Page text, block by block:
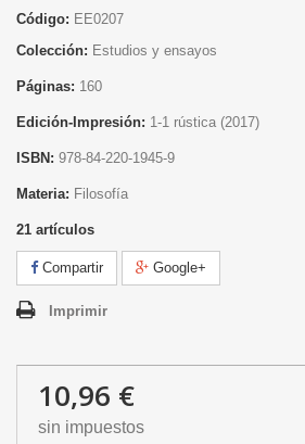
Código: EE0207
Colección: Estudios y ensayos
Páginas: 160
Edición-Impresión: 1-1 rústica (2017)
ISBN: 978-84-220-1945-9
Materia: Filosofía
21 artículos
Compartir Google+
Imprimir
10,96 €
sin impuestos